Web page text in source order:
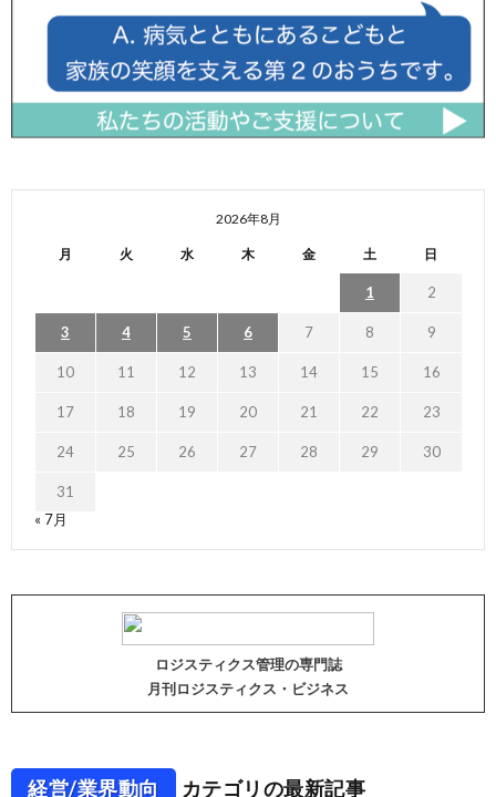
2026年8月
月 火 水 木 金 土 日
1 2
3 4 5 6 7 8 9
10 11 12 13 14 15 16
17 18 19 20 21 22 23
24 25 26 27 28 29 30
31
« 7月
ロジスティクス管理の専門誌
月刊ロジスティクス・ビジネス
経営/業界動向 カテゴリの最新記事